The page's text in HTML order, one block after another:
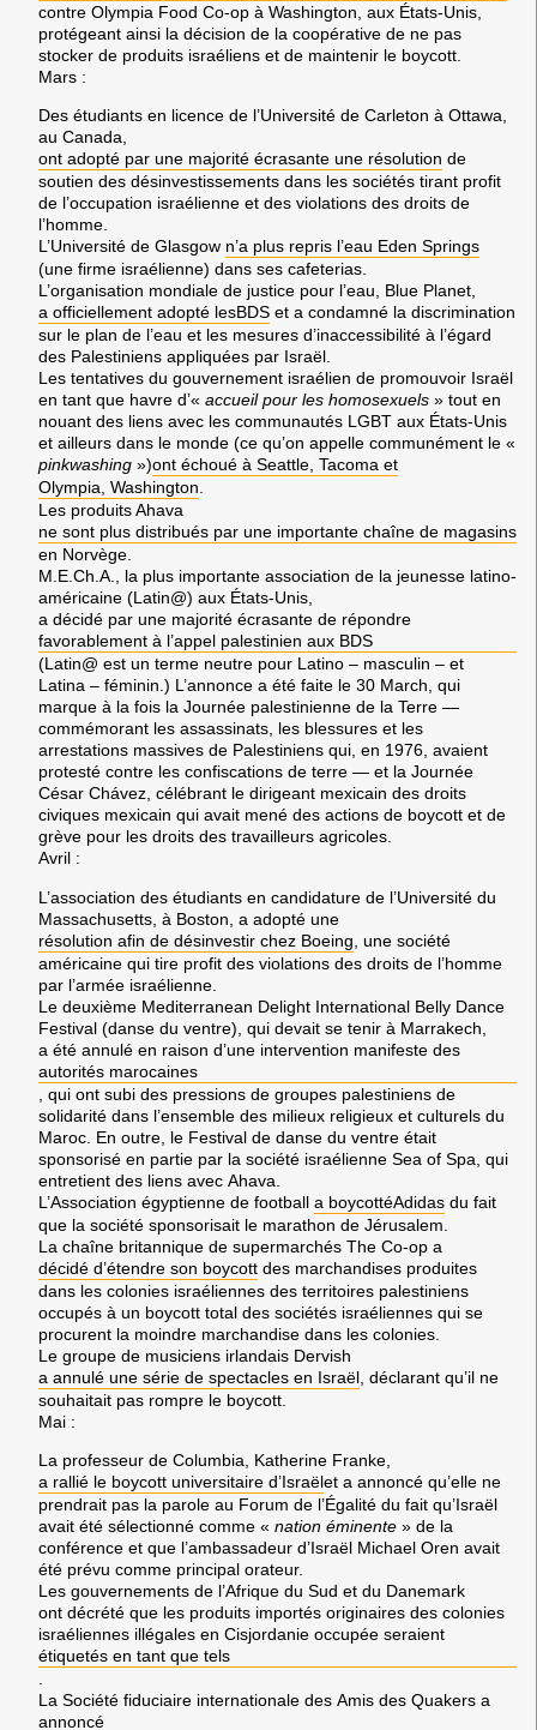
contre Olympia Food Co-op à Washington , aux États-Unis
protégeant ainsi la décision de la coopérative de ne pas
stocker de produits israéliens et de maintenir le boycott.
Mars :
Des étudiants en licence de l’Université de Carleton à Ottawa,
au Canada,
ont adopté par une majorité écrasante une résolution de
soutien des désinvestissements dans les sociétés tirant profit
de l’occupation israélienne et des violations des droits de
l’homme.
L’Université de Glasgow n’a plus repris l’eau Eden Springs
(une firme israélienne) dans ses cafeterias.
L’organisation mondiale de justice pour l’eau, Blue Planet,
a officiellement adopté lesBDS et a condamné la discrimination
sur le plan de l’eau et les mesures d’inaccessibilité à l’égard
des Palestiniens appliquées par Israël.
Les tentatives du gouvernement israélien de promouvoir Israël
en tant que havre d’« accueil pour les homosexuels » tout en
nouant des liens avec les communautés LGBT aux États-Unis
et ailleurs dans le monde (ce qu’on appelle communément le «
pinkwashing »)ont échoué à Seattle, Tacoma et
Olympia, Washington.
Les produitsAhava
ne sont plus distribués par une importante chaîne de magasins
en Norvège.
M.E.Ch.A., la plus importante association de la jeunesse latino-
américaine (Latin@) aux États-Unis,
a décidé par une majorité écrasante de répondre
favorablement à l’appel palestinien aux BDS
(Latin@ est un terme neutre pour Latino – masculin – et
Latina – féminin.) L’annonce a été faite le 30 March, qui
marque à la fois la Journée palestinienne de la Terre —
commémorant les assassinats, les blessures et les
arrestations massives de Palestiniens qui, en 1976, avaient
protesté contre les confiscations de terre — et la Journée
César Chávez, célébrant le dirigeant mexicain des droits
civiques mexicain qui avait mené des actions de boycott et de
grève pour les droits des travailleurs agricoles.
Avril :
L’association des étudiants en candidature de l’Université du
Massachusetts , à Boston , a adopté une
résolution afin de désinvestir chez Boeing , une société
américaine qui tire profit des violations des droits de l’homme
par l’armée israélienne.
Le deuxième Mediterranean Delight International Belly Dance
Festival (danse du ventre), qui devait se tenir à Marrakech
a été annulé en raison d’une intervention manifeste des
autorités marocaines
, qui ont subi des pressions de groupes palestiniens de
solidarité dans l’ensemble des milieux religieux et culturels du
Maroc . En outre, le Festival de danse du ventre était
sponsorisé en partie par la société israélienne Sea of Spa , qui
entretient des liens avec Ahava
L’Association égyptienne de football a boycottéAdidas du fait
que la société sponsorisait le marathon de Jérusalem.
La chaîne britannique de supermarchés The Co-op a
décidé d’étendre son boycott des marchandises produites
dans les colonies israéliennes des territoires palestiniens
occupés à un boycott total des sociétés israéliennes qui se
procurent la moindre marchandise dans les colonies.
Le groupe de musiciens irlandais Dervish
a annulé une série de spectacles en Israël , déclarant qu’il ne
souhaitait pas rompre le boycott.
Mai :
La professeur de Columbia, Katherine Franke
a rallié le boycott universitaire d’Israëlet a annoncé qu’elle ne
prendrait pas la parole au Forum de l’Égalité du fait qu’Israël
avait été sélectionné comme « nation éminente » de la
conférence et que l’ambassadeur d’Israël Michael Oren avait
été prévu comme principal orateur.
Les gouvernements de l’Afrique du Sud et du Danemark
ont décrété que les produits importés originaires des colonies
israéliennes illégales en Cisjordanie occupée seraient
étiquetés en tant que tels
La Société fiduciaire internationale des Amis des Quakers a
annoncé